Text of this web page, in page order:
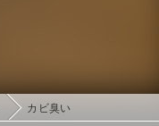
カビ臭い